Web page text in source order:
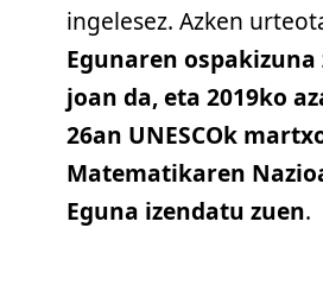
ingelesez. Azken
Egunaren ospakizuna
joan da, eta 2019ko
26an UNESCOk
Matematikaren
Eguna izendatu zuen.